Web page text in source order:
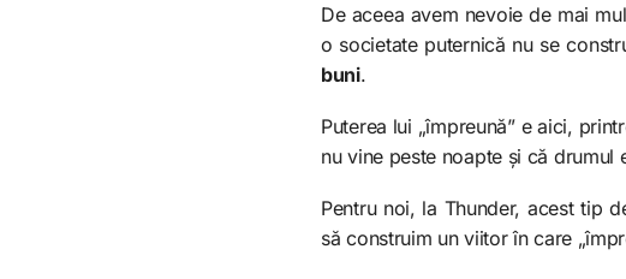
De aceea avem nevoie de mai
o societate puternică nu se
buni.
Puterea lui „împreună” e aici,
nu vine peste noapte și că
Pentru noi, la Thunder, acest tip
să construim un viitor în care